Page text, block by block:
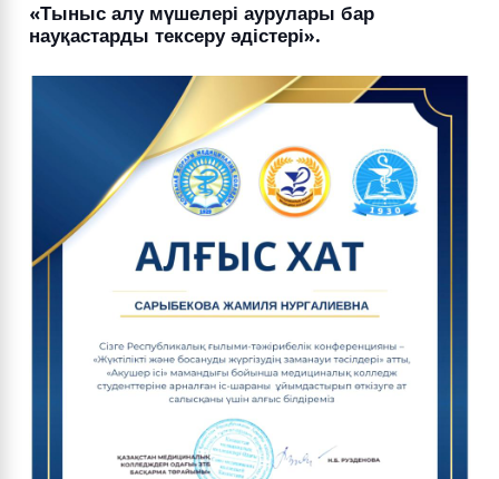
«Тыныс алу мүшелері аурулары бар
науқастарды тексеру әдістері».